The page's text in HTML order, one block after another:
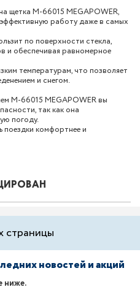
щетка M-66015 MEGAPOWER,
работу даже в самых
по поверхности стекла,
и обеспечивая равномерное
температурам, что позволяет
и снегом.
M-66015 MEGAPOWER вы
так как она
погоду.
поездки комфортнее и
страницы
новостей и акций
ниже.